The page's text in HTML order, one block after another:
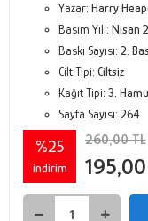
Yazar: Harry
Basım Yılı: Nisan
Baskı Sayısı: 2.
Cilt Tipi: Ciltsiz
Kağıt Tipi: 3.
Sayfa Sayısı: 264
%25
indirim
260,00 TL